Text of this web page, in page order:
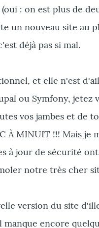
: on est plus de
un nouveau site au
déjà pas si mal.
et elle n'est
ou Symfony, jetez
vos jambes et de
À MINUIT !!! Mais je
à jour de sécurité
notre très cher
version du site
manque encore